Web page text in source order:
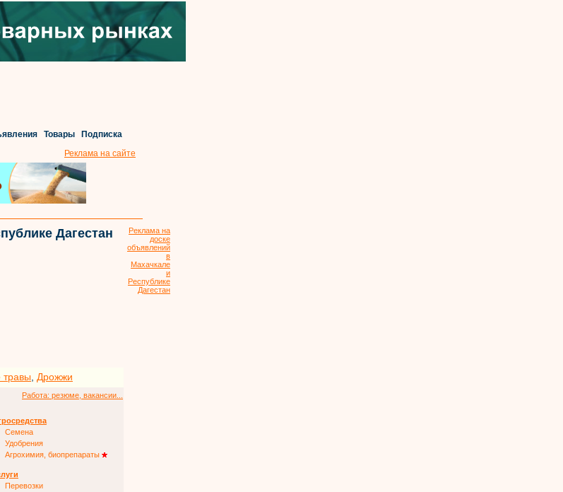
Товары
Подписка
Реклама на сайте
Дагестан
Реклама на
доске
объявлений
в
Махачкале
и
Республике
Дагестан
Дрожжи
Работа: резюме, вакансии...
Семена
Удобрения
Агрохимия, биопрепараты
Перевозки